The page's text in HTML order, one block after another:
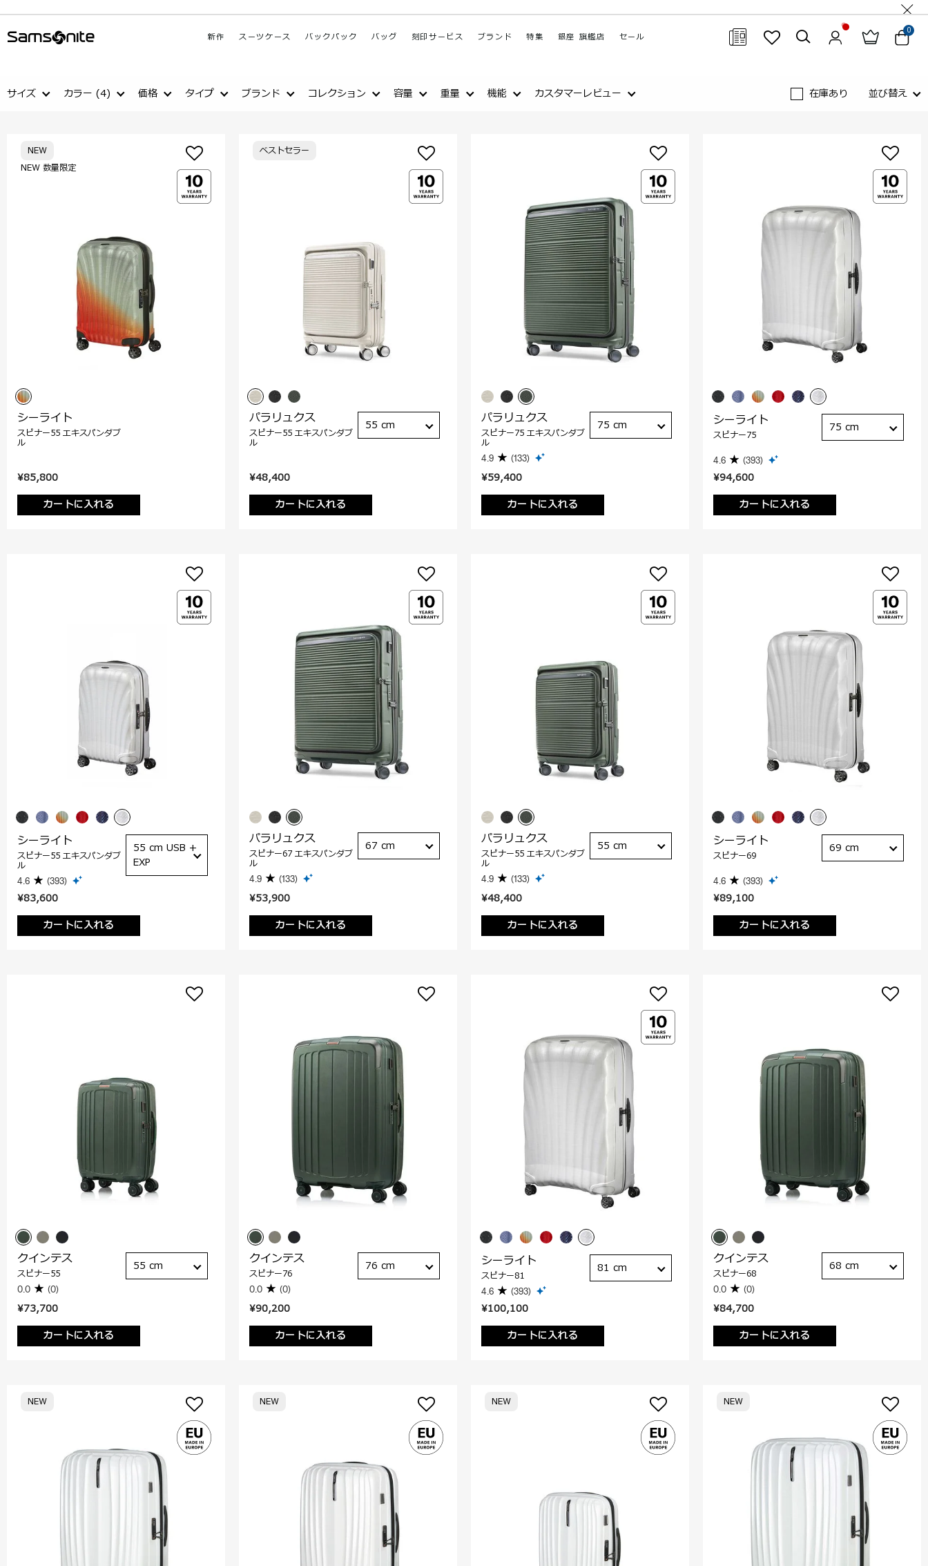
新作 スーツケース バックパック バッグ 刻印サービス ブランド 特集 銀座 旗艦店 セール
0
閉じる
サイズ カラー (4) 価格 タイプ ブランド コレクション 容量 重量 機能 カスタマーレビュー 在庫あり 並び替え
¥85,800
カートに入れる
NEW 数量限定
NEW
シーライト
スピナー55 エキスパンダブ
ル
¥48,400
カートに入れる
ベストセラー
パラリュクス
スピナー55 エキスパンダブ
ル
55 cm
¥59,400
カートに入れる
パラリュクス
スピナー75 エキスパンダブ
ル
4.9 (133)
75 cm
¥94,600
カートに入れる
シーライト
スピナー75
4.6 (393)
75 cm
¥83,600
カートに入れる
シーライト
スピナー55 エキスパンダブ
ル
4.6 (393)
55 cm USB +
EXP
¥53,900
カートに入れる
パラリュクス
スピナー67 エキスパンダブ
ル
4.9 (133)
67 cm
¥48,400
カートに入れる
パラリュクス
スピナー55 エキスパンダブ
ル
4.9 (133)
55 cm
¥89,100
カートに入れる
シーライト
スピナー69
4.6 (393)
69 cm
¥73,700
カートに入れる
クインテス
スピナー55
0.0 (0)
55 cm
¥90,200
カートに入れる
クインテス
スピナー76
0.0 (0)
76 cm
¥100,100
カートに入れる
シーライト
スピナー81
4.6 (393)
81 cm
¥84,700
カートに入れる
クインテス
スピナー68
0.0 (0)
68 cm
NEW NEW NEW NEW